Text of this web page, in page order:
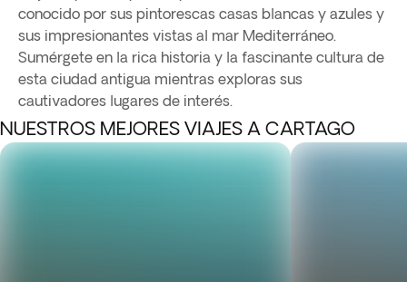
conocido por sus pintorescas casas blancas y azules y
sus impresionantes vistas al mar Mediterráneo.
Sumérgete en la rica historia y la fascinante cultura de
esta ciudad antigua mientras exploras sus
cautivadores lugares de interés.
NUESTROS MEJORES VIAJES A CARTAGO